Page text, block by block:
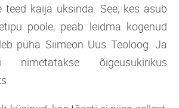
teed käija üksinda. See, kes asub
poole, peab leidma kogenud
püha Siimeon Uus Teoloog. Ja
nimetatakse õigeusukirikus